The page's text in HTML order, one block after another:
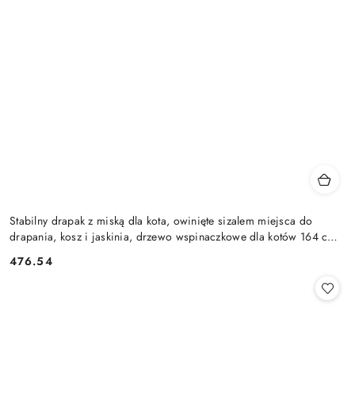
Stabilny drapak z miską dla kota, owinięte sizalem miejsca do
drapania, kosz i jaskinia, drzewo wspinaczkowe dla kotów 164 cm
Cena:
476.54